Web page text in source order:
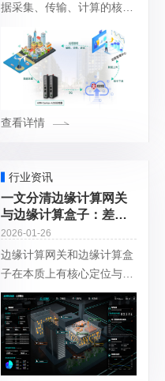
据采集、传输、计算的核心
接、硬件运行、数据交互、
系统软件、协议通信五大
类，以下按故障类型梳理具
体问题 + 快速解
查看详情
行业资讯
一文分清边缘计算网关
与边缘计算盒子：差异
解析+选型建议
2026-01-26
边缘计算网关和边缘计算盒
子在本质上有核心定位与能
力差异，同时在部分场景中
也存在概念交叉。以下从定
义、功能、硬件、算力、应
用等维度详细对比，帮你快
速分清两者边界。